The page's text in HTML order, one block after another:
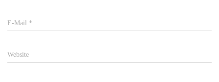
E-Mail *
Website